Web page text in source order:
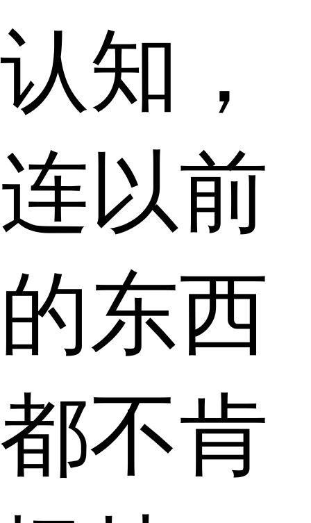
认知，
连以前
的东西
都不肯